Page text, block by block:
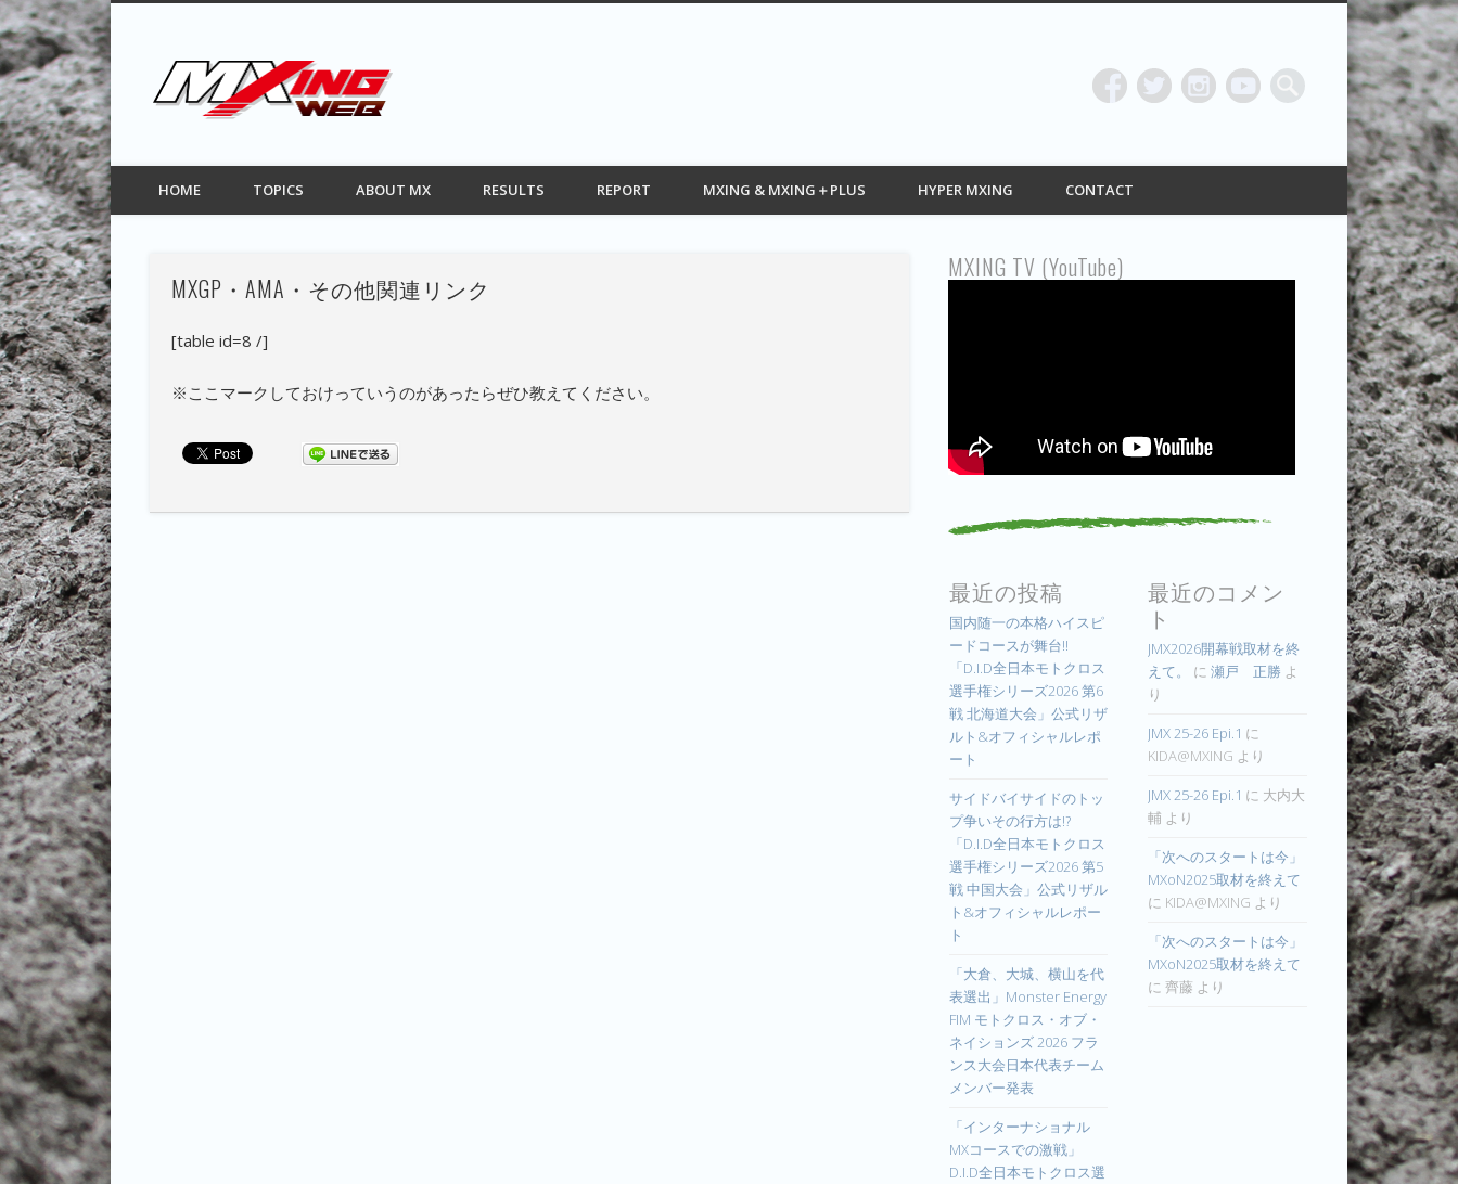
MXING web モトクロス情報 MOTOCROSSING
モトクロス情報サイト
FacebookTwitterPinterest Vimeo
HOME TOPICS ABOUT MX RESULTS REPORT MXING & MXING＋PLUS HYPER MXING CONTACT
MXGP・AMA・その他関連リンク
[table id=8 /]
※ここマークしておけっていうのがあったらぜひ教えてください。
MXING TV (YouTube)
最近の投稿
国内随一の本格ハイスピ
ードコースが舞台!!
「D.I.D全日本モトクロス
選手権シリーズ2026 第6
戦 北海道大会」公式リザ
ルト&オフィシャルレポ
ート
サイドバイサイドのトッ
プ争いその行方は!?
「D.I.D全日本モトクロス
選手権シリーズ2026 第5
戦 中国大会」公式リザル
ト&オフィシャルレポー
ト
「大倉、大城、横山を代
表選出」Monster Energy
FIM モトクロス・オブ・
ネイションズ 2026 フラ
ンス大会日本代表チーム
メンバー発表
「インターナショナル
MXコースでの激戦」
D.I.D全日本モトクロス選
最近のコメン
ト
JMX2026開幕戦取材を終
えて。
に 瀬戸 正勝 よ
り
JMX 25-26 Epi.1 に
KIDA@MXING より
JMX 25-26 Epi.1 に 大内大
輔 より
「次へのスタートは今」
MXoN2025取材を終えて
に KIDA@MXING より
「次へのスタートは今」
MXoN2025取材を終えて
に 齊藤 より